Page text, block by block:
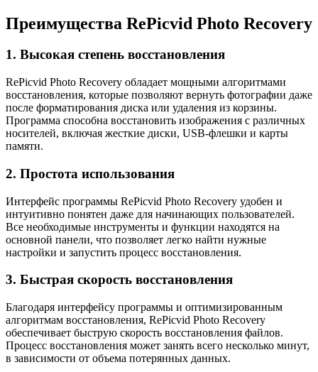
Преимущества RePicvid Photo Recovery
1. Высокая степень восстановления
RePicvid Photo Recovery обладает мощными алгоритмами
восстановления, которые позволяют вернуть фотографии даже
после форматирования диска или удаления из корзины.
Программа способна восстановить изображения с различных
носителей, включая жесткие диски, USB-флешки и карты
памяти.
2. Простота использования
Интерфейс программы RePicvid Photo Recovery удобен и
интуитивно понятен даже для начинающих пользователей.
Все необходимые инструменты и функции находятся на
основной панели, что позволяет легко найти нужные
настройки и запустить процесс восстановления.
3. Быстрая скорость восстановления
Благодаря интерфейсу программы и оптимизированным
алгоритмам восстановления, RePicvid Photo Recovery
обеспечивает быструю скорость восстановления файлов.
Процесс восстановления может занять всего несколько минут,
в зависимости от объема потерянных данных.